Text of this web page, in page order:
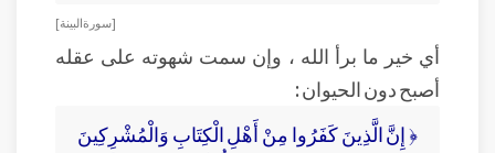
[ سورة البينة ]
أي خير ما برأ الله ، وإن سمت شهوته على عقله
أصبح دون الحيوان :
﴿ إِنَّ الَّذِينَ كَفَرُوا مِنْ أَهْلِ الْكِتَابِ وَالْمُشْرِكِينَ